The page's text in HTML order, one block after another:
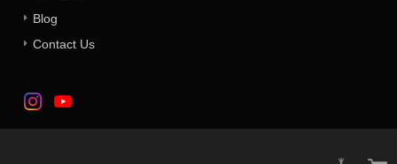
Blog
Contact Us